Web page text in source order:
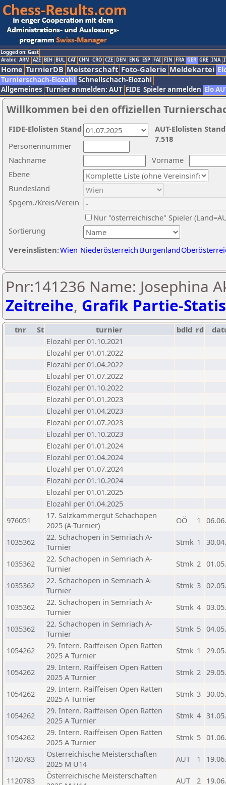
Logged on: Gast
Arabic ARM AZE BIH BUL CAT CHN CRO CZE DEN ENG ESP FAI FIN FRA GER GRE INA
Home TurnierDB Meisterschaft Foto-Galerie Meldekartei
Turnierschach-Elozahl Schnellschach-Elozahl
Allgemeines Turnier anmelden: AUT FIDE Spieler anmelden Elo
Willkommen bei den offiziellen
Nachname
Vorname
Ebene
Sortierung
Personennummer
Bundesland
Spgem./Kreis/Verein
Nur "österreichische" Spieler
Vereinslisten:Wien Niederösterreich Burgenland
AUT-Elolisten
7.518
FIDE-Elolisten Stand
Pnr:141236 Name: Josephina
Zeitreihe, Grafik Partie-
tnr St turnier bdld rd
Elozahl per 01.10.2021
Elozahl per 01.01.2022
Elozahl per 01.04.2022
Elozahl per 01.07.2022
Elozahl per 01.10.2022
Elozahl per 01.01.2023
Elozahl per 01.04.2023
Elozahl per 01.07.2023
Elozahl per 01.10.2023
Elozahl per 01.01.2024
Elozahl per 01.04.2024
Elozahl per 01.07.2024
Elozahl per 01.10.2024
Elozahl per 01.01.2025
Elozahl per 01.04.2025
976051
17. Salzkammergut Schachopen
2025 (A-Turnier)
OÖ 1
1035362
22. Schachopen in Semriach A-
Turnier
Stmk 1
1035362
22. Schachopen in Semriach A-
Turnier
Stmk 2
1035362
22. Schachopen in Semriach A-
Turnier
Stmk 3
1035362
22. Schachopen in Semriach A-
Turnier
Stmk 4
1035362
22. Schachopen in Semriach A-
Turnier
Stmk 5
1054262
29. Intern. Raiffeisen Open Ratten
2025 A Turnier
Stmk 1
1054262
29. Intern. Raiffeisen Open Ratten
2025 A Turnier
Stmk 2
1054262
29. Intern. Raiffeisen Open Ratten
2025 A Turnier
Stmk 3
1054262
29. Intern. Raiffeisen Open Ratten
2025 A Turnier
Stmk 4
1054262
29. Intern. Raiffeisen Open Ratten
2025 A Turnier
Stmk 5
1120783
Österreichische Meisterschaften
2025 M U14
AUT 1
1120783
Österreichische Meisterschaften
AUT 2